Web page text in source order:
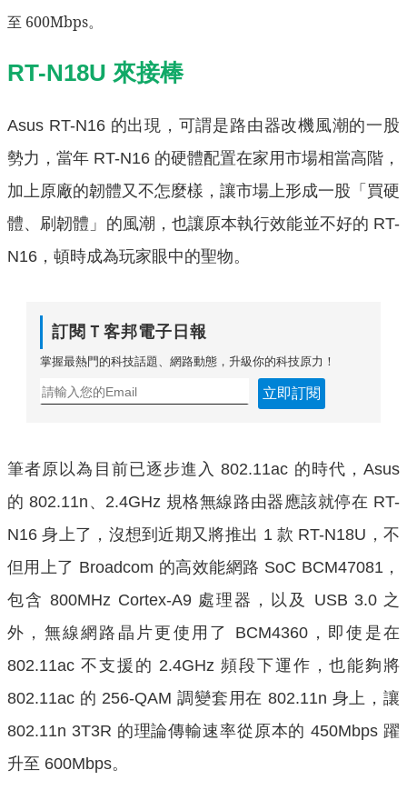
至 600Mbps。
RT-N18U 來接棒
Asus RT-N16 的出現，可謂是路由器改機風潮的一股
勢力，當年 RT-N16 的硬體配置在家用市場相當高階，
加上原廠的韌體又不怎麼樣，讓市場上形成一股「買硬
體、刷韌體」的風潮，也讓原本執行效能並不好的 RT-
N16，頓時成為玩家眼中的聖物。
訂閱Ｔ客邦電子日報
掌握最熱門的科技話題、網路動態，升級你的科技原力！
立即訂閱
筆者原以為目前已逐步進入 802.11ac 的時代，Asus
的 802.11n、2.4GHz 規格無線路由器應該就停在 RT-
N16 身上了，沒想到近期又將推出 1 款 RT-N18U，不
但用上了 Broadcom 的高效能網路 SoC BCM47081，
包含 800MHz Cortex-A9 處理器，以及 USB 3.0 之
外，無線網路晶片更使用了 BCM4360，即使是在
802.11ac 不支援的 2.4GHz 頻段下運作，也能夠將
802.11ac 的 256-QAM 調變套用在 802.11n 身上，讓
802.11n 3T3R 的理論傳輸速率從原本的 450Mbps 躍
升至 600Mbps。